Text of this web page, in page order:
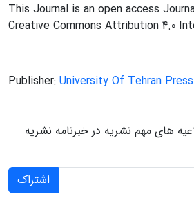
This Journal is an open access
Creative Commons Attribution 4.0
Publisher: University Of Tehran Press
های مهم نشریه در خبرنامه نشریه
اشتراک